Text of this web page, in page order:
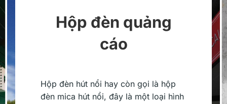
Hộp đèn quảng
cáo
Hộp đèn hút nổi hay còn gọi là hộp
đèn mica hút nổi, đây là một loại hình